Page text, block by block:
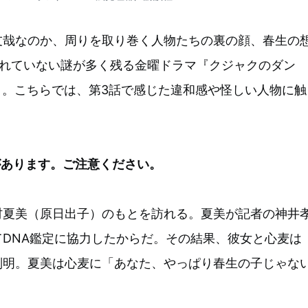
なのか、周りを取り巻く人物たちの裏の顔、春生の
ていない謎が多く残る金曜ドラマ『クジャクのダン
こちらでは、第3話で感じた違和感や怪しい人物に触
ります。ご注意ください。
美（原日出子）のもとを訪れる。夏美が記者の神井
鑑定に協力したからだ。その結果、彼女と心麦は
。夏美は心麦に「あなた、やっぱり春生の子じゃな